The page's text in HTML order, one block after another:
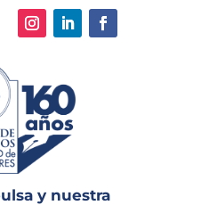
y nuestra